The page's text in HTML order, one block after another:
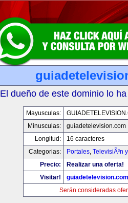
El dueño de este dominio lo
Mayusculas:
Minusculas:
guiadetelevision.com
Longitud:
16 caracteres
Categorias:
Portales, TelevisiÃ³n
Precio:
Realizar una oferta!
Visitar!
guiadetelevision.com
Serán consideradas